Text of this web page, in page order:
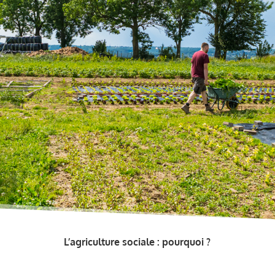
L’agriculture sociale : pourquoi ?